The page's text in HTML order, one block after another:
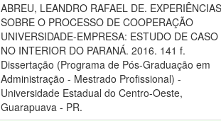
ABREU, LEANDRO RAFAEL DE. EXPERIÊNCIAS
SOBRE O PROCESSO DE COOPERAÇÃO
UNIVERSIDADE-EMPRESA: ESTUDO DE CASO
NO INTERIOR DO PARANÁ. 2016. 141 f.
Dissertação (Programa de Pós-Graduação em
Administração - Mestrado Profissional) -
Universidade Estadual do Centro-Oeste,
Guarapuava - PR.